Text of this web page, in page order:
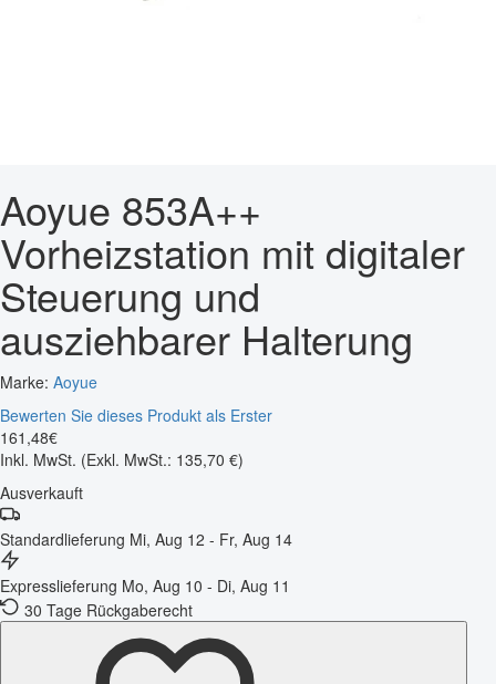
Aoyue 853A++
Vorheizstation mit digitaler
Steuerung und
ausziehbarer Halterung
Marke: Aoyue
Bewerten Sie dieses Produkt als Erster
161 ,48€
Inkl. MwSt. (Exkl. MwSt.: 135,70 €)
Ausverkauft
Standardlieferung Mi, Aug 12 - Fr, Aug 14
Expresslieferung Mo, Aug 10 - Di, Aug 11
30 Tage Rückgaberecht